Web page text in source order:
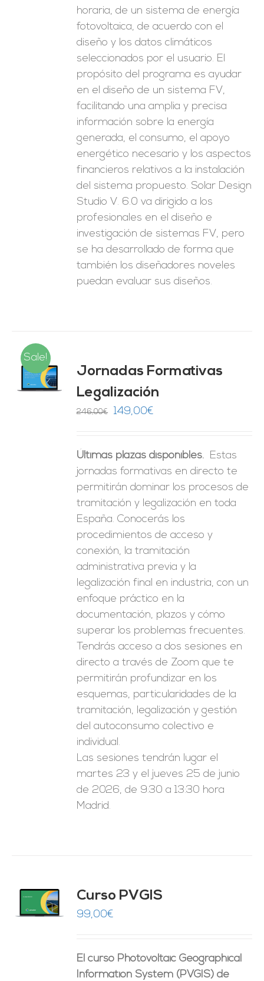
horaria, de un sistema de energía
fotovoltaica, de acuerdo con el
diseño y los datos climáticos
seleccionados por el usuario. El
propósito del programa es ayudar
en el diseño de un sistema FV,
facilitando una amplia y precisa
información sobre la energía
generada, el consumo, el apoyo
energético necesario y los aspectos
financieros relativos a la instalación
del sistema propuesto. Solar Design
Studio V. 6.0 va dirigido a los
profesionales en el diseño e
investigación de sistemas FV, pero
se ha desarrollado de forma que
también los diseñadores noveles
puedan evaluar sus diseños.
Sale!
Jornadas Formativas
Legalización
246,00€
El
era:
246,00€.
149,00€
es:
149,00€.
Últimas plazas disponibles. Estas
jornadas formativas en directo te
permitirán dominar los procesos de
tramitación y legalización en toda
España. Conocerás los
procedimientos de acceso y
conexión, la tramitación
administrativa previa y la
legalización final en industria, con un
enfoque práctico en la
documentación, plazos y cómo
superar los problemas frecuentes.
Tendrás acceso a dos sesiones en
directo a través de Zoom que te
permitirán profundizar en los
esquemas, particularidades de la
tramitación, legalización y gestión
del autoconsumo colectivo e
individual.
Las sesiones tendrán lugar el
martes 23 y el jueves 25 de junio
de 2026, de 9:30 a 13:30 hora
Madrid.
Curso PVGIS
99,00€
El curso Photovoltaic Geographical
Information System (PVGIS) de